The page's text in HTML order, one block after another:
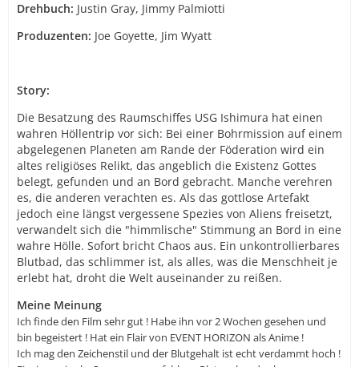
Drehbuch: Justin Gray, Jimmy Palmiotti
Produzenten: Joe Goyette, Jim Wyatt
Story:
Die Besatzung des Raumschiffes USG Ishimura hat einen
wahren Höllentrip vor sich: Bei einer Bohrmission auf einem
abgelegenen Planeten am Rande der Föderation wird ein
altes religiöses Relikt, das angeblich die Existenz Gottes
belegt, gefunden und an Bord gebracht. Manche verehren
es, die anderen verachten es. Als das gottlose Artefakt
jedoch eine längst vergessene Spezies von Aliens freisetzt,
verwandelt sich die "himmlische" Stimmung an Bord in eine
wahre Hölle. Sofort bricht Chaos aus. Ein unkontrollierbares
Blutbad, das schlimmer ist, als alles, was die Menschheit je
erlebt hat, droht die Welt auseinander zu reißen.
Meine Meinung
Ich finde den Film sehr gut ! Habe ihn vor 2 Wochen gesehen und
bin begeistert ! Hat ein Flair von EVENT HORIZON als Anime !
Ich mag den Zeichenstil und der Blutgehalt ist echt verdammt hoch !